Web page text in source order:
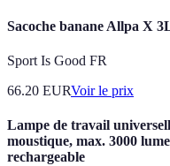
Sacoche banane Allpa X
Sport Is Good FR
66.20 EURVoir le prix
Lampe de travail
moustique, max. 3000
rechargeable